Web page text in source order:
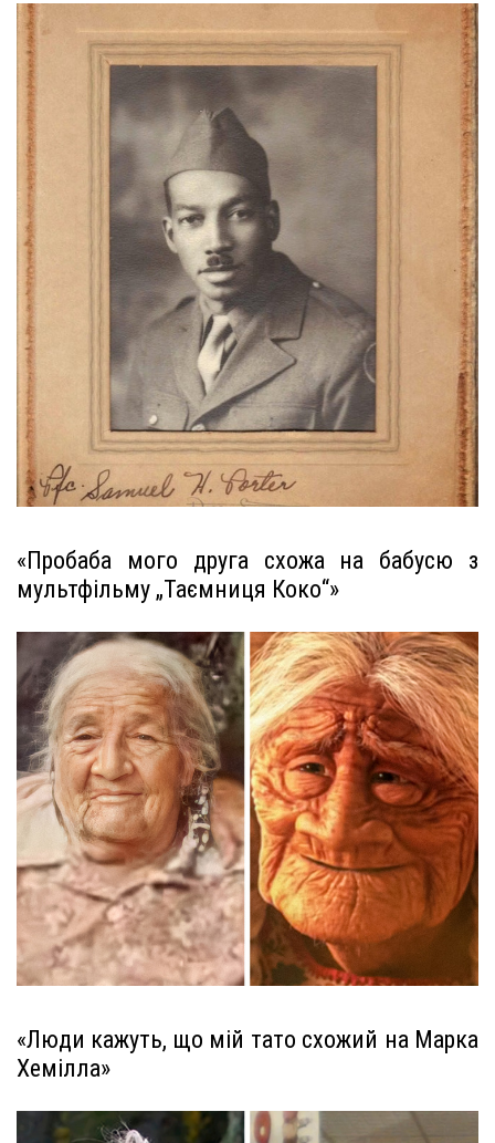
«Пробаба мого друга схожа на бабусю з
мультфільму „Таємниця Коко“»
«Люди кажуть, що мій тато схожий на Марка
Хемілла»